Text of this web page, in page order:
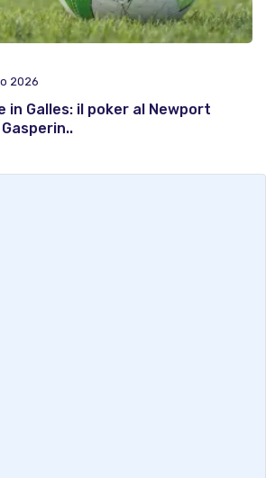
2026
in Galles: il poker al Newport